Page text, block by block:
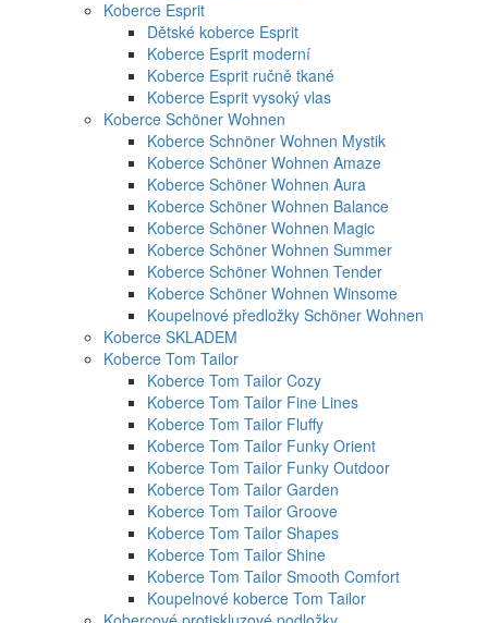
Koberce Esprit
Dětské koberce Esprit
Koberce Esprit moderní
Koberce Esprit ručně tkané
Koberce Esprit vysoký vlas
Koberce Schöner Wohnen
Koberce Schnöner Wohnen Mystik
Koberce Schöner Wohnen Amaze
Koberce Schöner Wohnen Aura
Koberce Schöner Wohnen Balance
Koberce Schöner Wohnen Magic
Koberce Schöner Wohnen Summer
Koberce Schöner Wohnen Tender
Koberce Schöner Wohnen Winsome
Koupelnové předložky Schöner Wohnen
Koberce SKLADEM
Koberce Tom Tailor
Koberce Tom Tailor Cozy
Koberce Tom Tailor Fine Lines
Koberce Tom Tailor Fluffy
Koberce Tom Tailor Funky Orient
Koberce Tom Tailor Funky Outdoor
Koberce Tom Tailor Garden
Koberce Tom Tailor Groove
Koberce Tom Tailor Shapes
Koberce Tom Tailor Shine
Koberce Tom Tailor Smooth Comfort
Koupelnové koberce Tom Tailor